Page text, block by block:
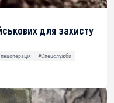
для захисту
#Спецслужби